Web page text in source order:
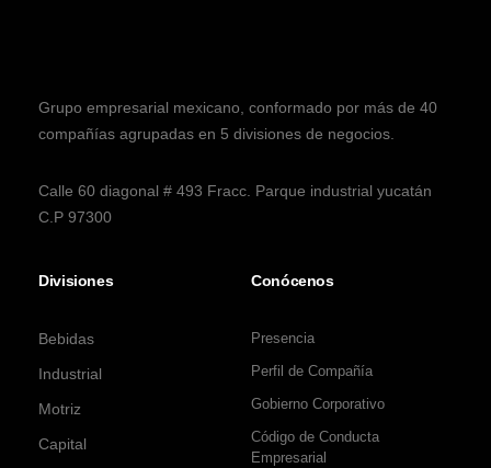
Grupo empresarial mexicano, conformado por más de 40
compañías agrupadas en 5 divisiones de negocios.
Calle 60 diagonal # 493 Fracc. Parque industrial yucatán
C.P 97300
Divisiones
Bebidas
Industrial
Motriz
Capital
Conócenos
Presencia
Perfil de Compañía
Gobierno Corporativo
Código de Conducta
Empresarial